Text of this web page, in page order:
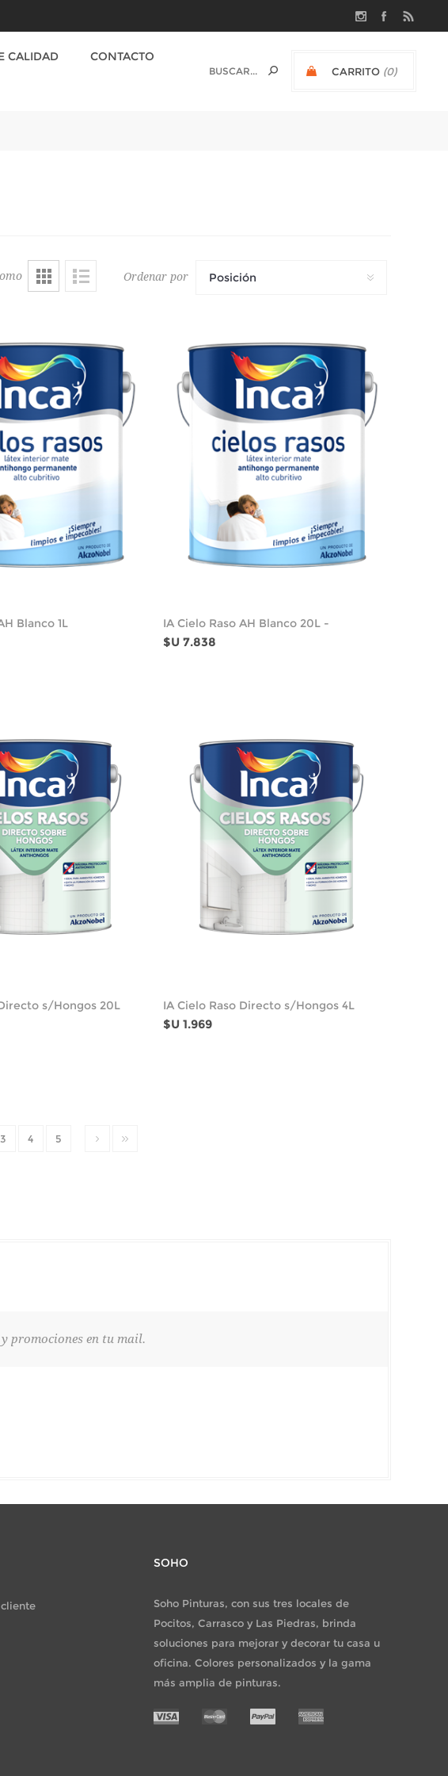
CARRITO (0)
CALIDAD CONTACTO
Ordenar por Posición
Blanco 1L IA Cielo Raso AH Blanco 20L -
$U 7.838
s/Hongos 20L IA Cielo Raso Directo s/Hongos 4L
$U 1.969
3 4 5
promociones en tu mail.
SOHO
Soho Pinturas, con sus tres locales de
Pocitos, Carrasco y Las Piedras, brinda
soluciones para mejorar y decorar tu casa u
oficina. Colores personalizados y la gama
más amplia de pinturas.